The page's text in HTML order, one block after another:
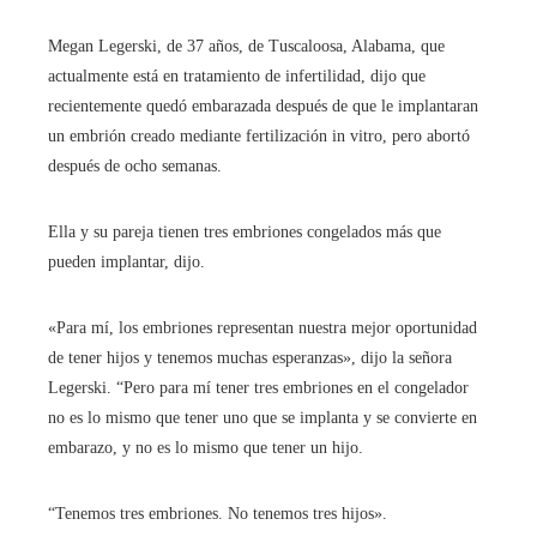
Megan Legerski, de 37 años, de Tuscaloosa, Alabama, que
actualmente está en tratamiento de infertilidad, dijo que
recientemente quedó embarazada después de que le implantaran
un embrión creado mediante fertilización in vitro, pero abortó
después de ocho semanas.
Ella y su pareja tienen tres embriones congelados más que
pueden implantar, dijo.
«Para mí, los embriones representan nuestra mejor oportunidad
de tener hijos y tenemos muchas esperanzas», dijo la señora
Legerski. “Pero para mí tener tres embriones en el congelador
no es lo mismo que tener uno que se implanta y se convierte en
embarazo, y no es lo mismo que tener un hijo.
“Tenemos tres embriones. No tenemos tres hijos».